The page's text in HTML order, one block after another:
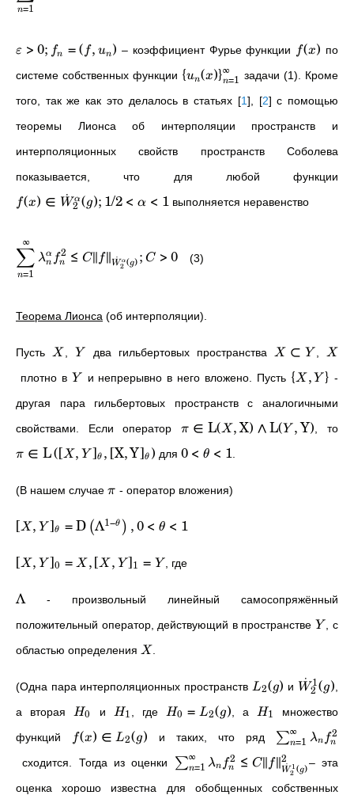
n=1
ε > 0; fn =( f, un) – коэффициент Фурье функции f(x) по
системе собственных функции {un(x)}n=1
∞
задачи (1). Кроме
того, так же как это делалось в статьях [1], [2] с помощью
теоремы Лионса об интерполяции пространств и
интерполяционных свойств пространств Соболева
показывается, что для любой функции
f(x) ∈ W
˙ 2α(g); 1/2 < α < 1выполняется неравенство
n=1
∑
∞
λn
α fn
2 ≤ C∥ f∥W
˙2α(g); C > 0 (3)
Теорема Лионса (об интерполяции).
Пусть X Y два гильбертовых пространства X ⊂ Y
X
плотно в Y и непрерывно в него вложено. Пусть {X , Y } -
другая пара гильбертовых пространств с аналогичными
свойствами. Если оператор π ∈ L(X,X) ∧L(Y ,Y) , то
π ∈ L([X, Y ]θ , [X,Y]θ ) для 0 < θ < 1
(В нашем случае π - оператор вложения)
[X, Y ]θ =D (Λ1−θ ) ,0 < θ < 1
[X, Y ]0 = X ,[X , Y ]1 = Y где
Λ - произвольный линейный самосопряжённый
положительный оператор, действующий в пространстве Y
, с
областью определения X
(Одна пара интерполяционных пространств L2(g) и W
˙ 2
1(g)
а вторая H0 и H1 , где H0 = L2(g) , а H1
множество
функций
f(x) ∈ L2(g) и таких, что ряд ∑n=1
∞
λn fn
2
сходится. Тогда из оценки ∑n=1
∞
λn fn
2 ≤ C∥ f∥W
˙2
1(g)
2 – эта
оценка хорошо известна для обобщенных собственных